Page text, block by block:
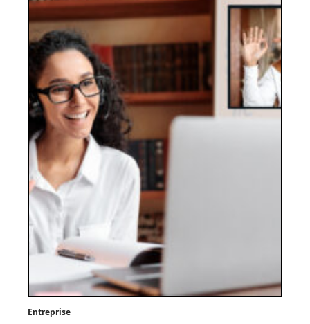
Entreprise